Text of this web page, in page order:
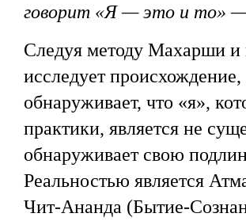
говорит «Я — это и то»
Следyя методy Махаpши и
исследyет
обнаpyживает, что «я»,
пpактики, является не
обнаруживает свою
Реальностью является
Чит-Ананда (Бытие-